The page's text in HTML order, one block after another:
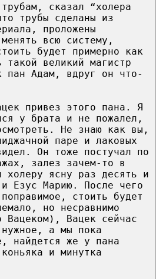
сказал “холера
трубы сделаны из
проложены
всю систему,
будет примерно как
великий магистр
пан Адам, вдруг он что-
привез этого пана. Я
у брата и не пожалел,
Не знаю как вы,
паре и лаковых
Он тоже постучал по
залез зачем-то в
холеру ясну раз десять и
Езус Марию. После чего
стоить будет
но несравнимо
Вацеком), Вацек сейчас
а мы пока
найдется же у пана
и минутка